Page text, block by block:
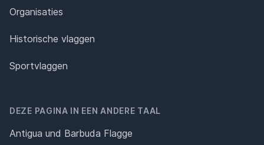
Organisaties
Historische vlaggen
Sportvlaggen
DEZE PAGINA IN EEN ANDERE TAAL
Antigua und Barbuda Flagge